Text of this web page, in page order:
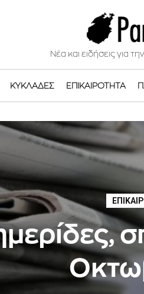
Νέα και ειδήσεις για
ΚΥΚΛΆΔΕΣ ΕΠΙΚΑΙΡΌΤΗΤΑ